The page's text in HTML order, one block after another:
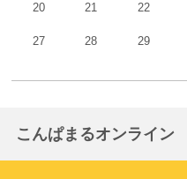
20 21 22
27 28 29
こんぱまるオンライン